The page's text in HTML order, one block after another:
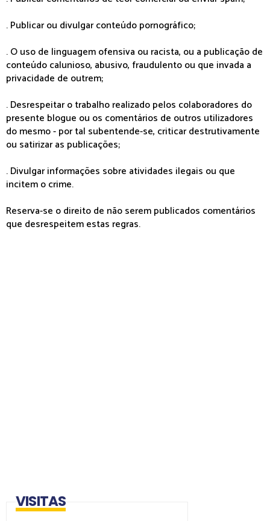
. Publicar ou divulgar conteúdo pornográfico;
. O uso de linguagem ofensiva ou racista, ou a publicação de
conteúdo calunioso, abusivo, fraudulento ou que invada a
privacidade de outrem;
. Desrespeitar o trabalho realizado pelos colaboradores do
presente blogue ou os comentários de outros utilizadores
do mesmo - por tal subentende-se, criticar destrutivamente
ou satirizar as publicações;
. Divulgar informações sobre atividades ilegais ou que
incitem o crime.
Reserva-se o direito de não serem publicados comentários
que desrespeitem estas regras.
VISITAS